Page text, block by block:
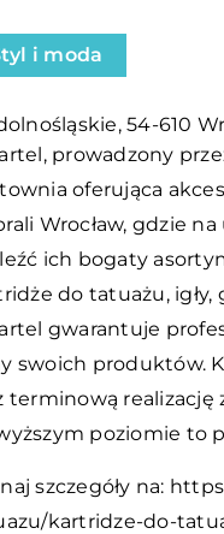
i moda
54-610
prowadzony
oferująca
Wrocław, gdzie
ich bogaty
do tatuażu,
gwarantuje
swoich produktów.
terminową
poziomie to
szczegóły na:
kartridze-do-